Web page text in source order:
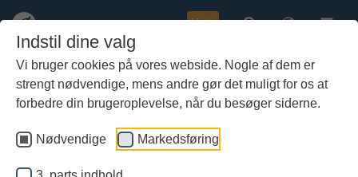
Indstil dine valg
Vi bruger cookies på vores webside. Nogle af dem er
strengt nødvendige, mens andre gør det muligt for os at
forbedre din brugeroplevelse, når du besøger siderne.
Nødvendige Markedsføring
indhold
Køb